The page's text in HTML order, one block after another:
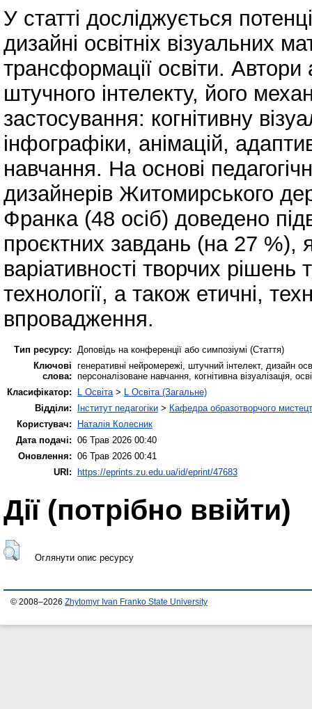
У статті досліджується
дизайні освітніх візуальних
трансформації освіти. Автори
штучного інтелекту, його
застосування: когнітивну
інфографіки, анімацій,
навчання. На основі
дизайнерів Житомирського
Франка (48 осіб) доведено
проєктних завдань (на 27 %),
варіативності творчих
технології, а також етичні,
впровадження.
Тип ресурсу:
Доповідь на конференції або симпозіумі (Стаття)
Ключові
слова:
генеративні нейромережі, штучний інтелект, дизайн
персоналізоване навчання, когнітивна візуалізація,
Класифікатор:
L Освіта > L Освіта (Загальне)
Відділи:
Інститут педагогіки > Кафедра образотворчого
Користувач:
Наталія Колесник
Дата подачі: 06 Трав 2026 00:40
Оновлення: 06 Трав 2026 00:41
URI: https://eprints.zu.edu.ua/id/eprint/47683
Дії ​​(потрібно ввійти)
Оглянути опис ресурсу
© 2008–2026 Zhytomyr Ivan Franko State University